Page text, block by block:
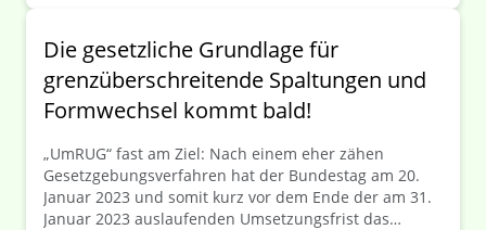
Die gesetzliche Grundlage für
grenzüberschreitende Spaltungen und
Formwechsel kommt bald!
„UmRUG“ fast am Ziel: Nach einem eher zähen
Gesetzgebungsverfahren hat der Bundestag am 20.
Januar 2023 und somit kurz vor dem Ende der am 31.
Januar 2023 auslaufenden Umsetzungsfrist das